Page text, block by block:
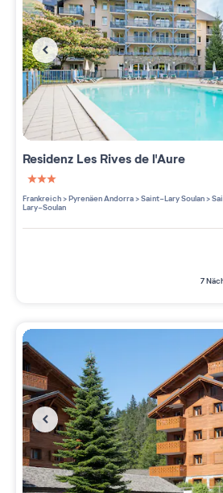
Residenz Les Rives de l'Aure
3 étoiles sur 5
Frankreich>Pyrenäen Andorra>Saint-Lary Soulan>
Lary-Soulan
7